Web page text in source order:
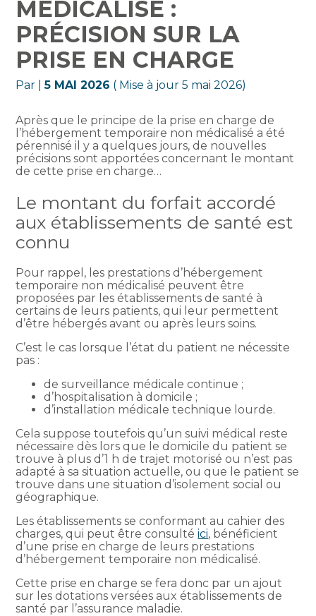
MÉDICALISÉ :
PRÉCISION SUR LA
PRISE EN CHARGE
Par |5 MAI 2026 ( Mise à jour 5 mai 2026)
Après que le principe de la prise en charge de
l’hébergement temporaire non médicalisé a été
pérennisé il y a quelques jours, de nouvelles
précisions sont apportées concernant le montant
de cette prise en charge…
Le montant du forfait accordé
aux établissements de santé est
connu
Pour rappel, les prestations d’hébergement
temporaire non médicalisé peuvent être
proposées par les établissements de santé à
certains de leurs patients, qui leur permettent
d’être hébergés avant ou après leurs soins.
C’est le cas lorsque l’état du patient ne nécessite
pas :
de surveillance médicale continue ;
d’hospitalisation à domicile ;
d’installation médicale technique lourde.
Cela suppose toutefois qu’un suivi médical reste
nécessaire dès lors que le domicile du patient se
trouve à plus d’1 h de trajet motorisé ou n’est pas
adapté à sa situation actuelle, ou que le patient se
trouve dans une situation d’isolement social ou
géographique.
Les établissements se conformant au cahier des
charges, qui peut être consultéici, bénéficient
d’une prise en charge de leurs prestations
d’hébergement temporaire non médicalisé.
Cette prise en charge se fera donc par un ajout
sur les dotations versées aux établissements de
santé par l’assurance maladie.